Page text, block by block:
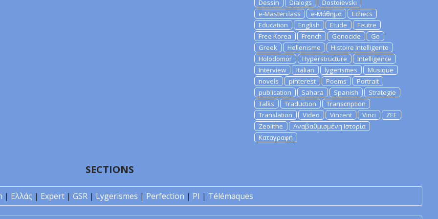
Dessin
Dialogs
Dostoievski
e-Masterclass
e-Μάθημα
Echecs
Education
English Etude
Feutre
Free Korea
French Genocide
Go
Greek
Hellenisme
Histoire Intelligente
Holodomor
Hyperstructure
Intelligence
Interview
Italian lygerismes
Musique
novels
pinterest Poems
Portrait
publication
Sahara Spanish
Strategie
Talks
Traduction
Transcription
Translation
Video Vincent Vinci
ZEE
Zeolithe
Αναβαθμισμένη Ιστορία
Καταγραφή
SECTIONS
| Ελλάς | Expert | GSR | Lygerismes | Perfection | PI | Télémaques